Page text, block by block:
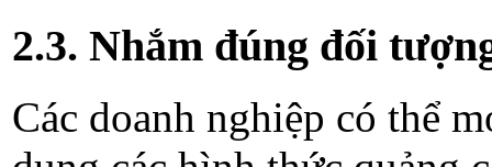
2.3. Nhắm đúng đối
Các doanh nghiệp có thể